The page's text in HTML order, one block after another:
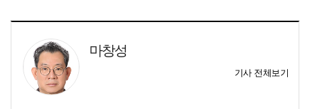
마창성
기사 전체보기